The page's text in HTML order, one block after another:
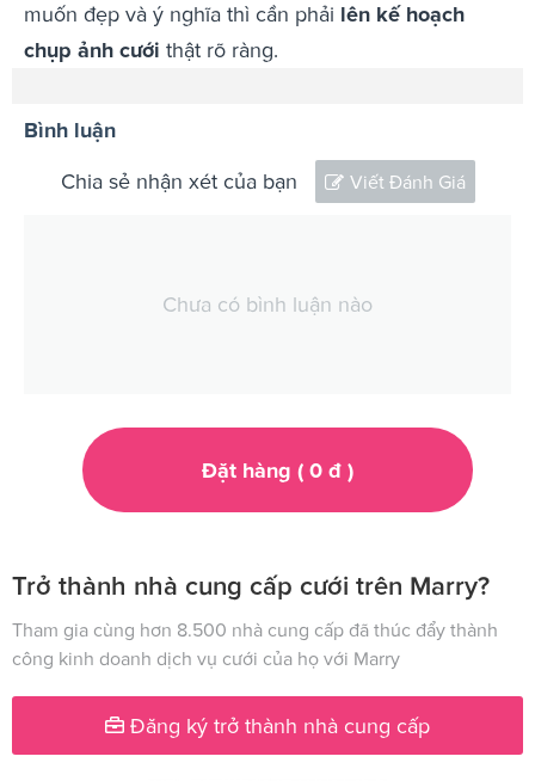
muốn đẹp và ý nghĩa thì cần phải lên kế hoạch
chụp ảnh cưới thật rõ ràng.
Bình luận
Chia sẻ nhận xét của bạn Viết Đánh Giá
Chưa có bình luận nào
Đặt hàng ( 0đ )
Trở thành nhà cung cấp cưới trên Marry?
Tham gia cùng hơn 8.500 nhà cung cấp đã thúc đẩy thành
công kinh doanh dịch vụ cưới của họ với Marry
Đăng ký trở thành nhà cung cấp